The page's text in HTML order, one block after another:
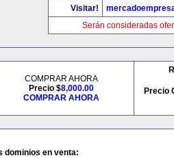
Visitar!
Serán consideradas
COMPRAR AHORA
Precio $8,000.00
COMPRAR AHORA
Precio
dominios en venta: